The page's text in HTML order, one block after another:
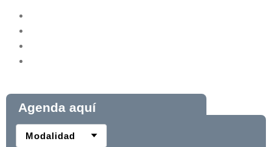
Agenda aquí
Modalidad